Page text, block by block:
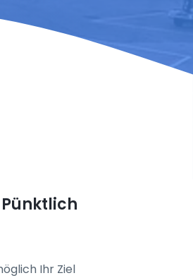
Ihr Ziel